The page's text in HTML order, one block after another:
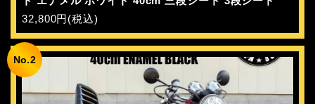
32,800円(税込)
No.2